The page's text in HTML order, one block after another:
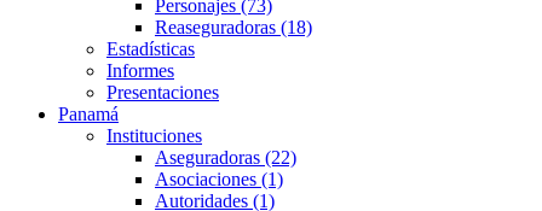
Personajes (73)
Reaseguradoras (18)
Estadísticas
Informes
Presentaciones
Panamá
Instituciones
Aseguradoras (22)
Asociaciones (1)
Autoridades (1)